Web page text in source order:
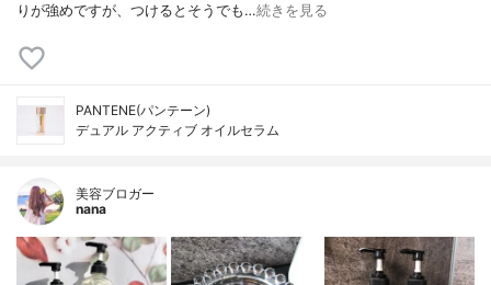
りが強めですが、つけるとそうでも…続きを見る
PANTENE(パンテーン)
デュアル アクティブ オイルセラム
美容ブロガー
nana